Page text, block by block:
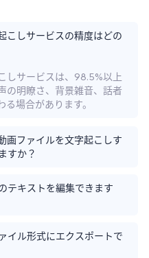
こしサービスの精度はどの
しサービスは、98.5%以上
の明瞭さ、背景雑音、話者
場合があります。
画ファイルを文字起こしす
すか？
テキストを編集できます
イル形式にエクスポートで